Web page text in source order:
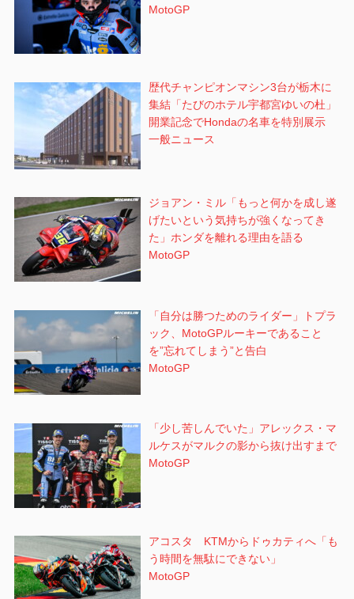
MotoGP
歴代チャンピオンマシン3台が栃木に
集結「たびのホテル宇都宮ゆいの杜」
開業記念でHondaの名車を特別展示
一般ニュース
ジョアン・ミル「もっと何かを成し遂
げたいという気持ちが強くなってき
た」ホンダを離れる理由を語る
MotoGP
「自分は勝つためのライダー」トプラ
ック、MotoGPルーキーであること
を”忘れてしまう”と告白
MotoGP
「少し苦しんでいた」アレックス・マ
ルケスがマルクの影から抜け出すまで
MotoGP
アコスタ KTMからドゥカティへ「も
う時間を無駄にできない」
MotoGP